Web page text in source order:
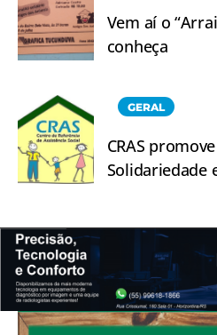
Vem aí o
conheça
GERAL
CRAS
Solidariedade